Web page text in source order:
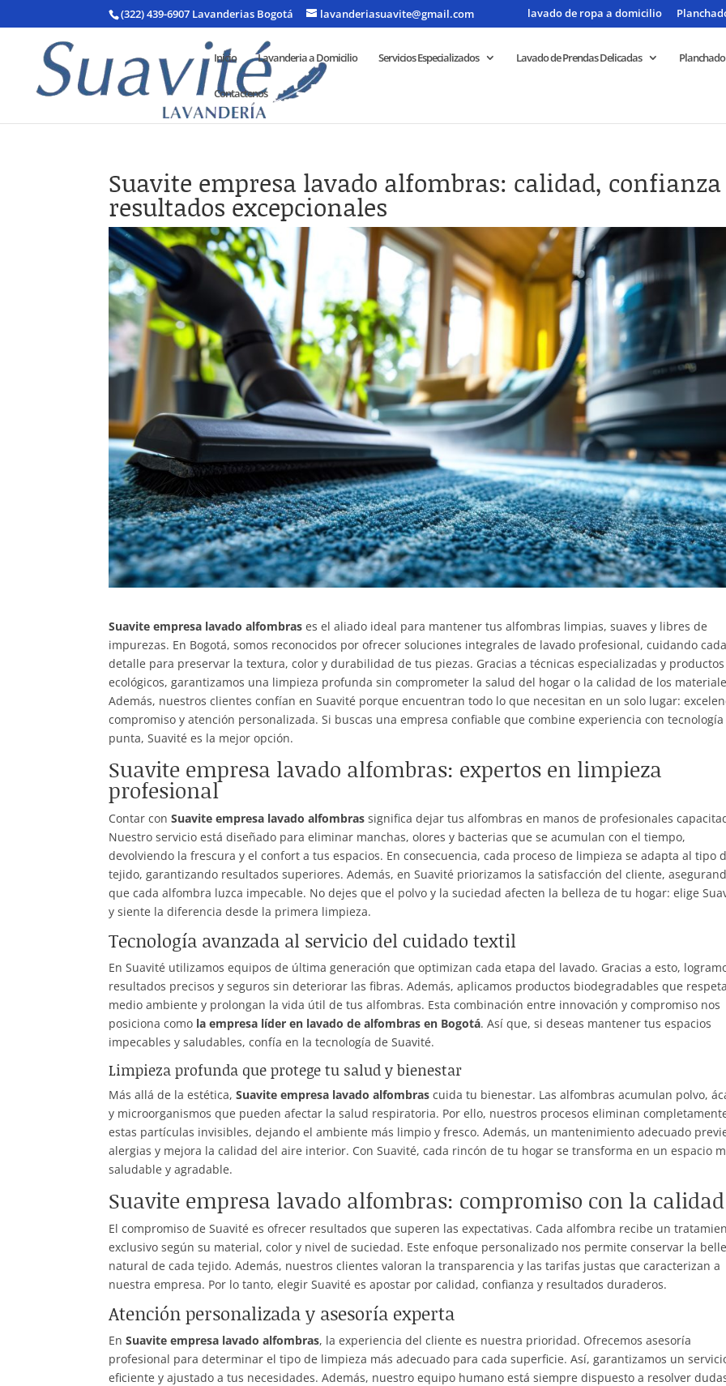
(322) 439-6907 Lavanderias Bogotá lavanderiasuavite@gmail.com lavado de ropa a domicilio
Inicio Lavanderia a Domicilio Servicios Especializados Lavado de Prendas Delicadas
Contactenos
Suavite empresa lavado alfombras: calidad,
resultados excepcionales
Suavite empresa lavado alfombras es el aliado ideal para mantener tus alfombras limpias, suaves y libres de
impurezas. En Bogotá, somos reconocidos por ofrecer soluciones integrales de lavado profesional, cuidando cada
detalle para preservar la textura, color y durabilidad de tus piezas. Gracias a técnicas especializadas y productos
ecológicos, garantizamos una limpieza profunda sin comprometer la salud del hogar o la calidad de los
Además, nuestros clientes confían en Suavité porque encuentran todo lo que necesitan en un solo lugar:
compromiso y atención personalizada. Si buscas una empresa confiable que combine experiencia con tecnología
punta, Suavité es la mejor opción.
Suavite empresa lavado alfombras: expertos en limpieza
profesional
Contar conSuavite empresa lavado alfombras significa dejar tus alfombras en manos de profesionales
Nuestro servicio está diseñado para eliminar manchas, olores y bacterias que se acumulan con el tiempo,
devolviendo la frescura y el confort a tus espacios. En consecuencia, cada proceso de limpieza se adapta al tipo
tejido, garantizando resultados superiores. Además, en Suavité priorizamos la satisfacción del cliente,
que cada alfombra luzca impecable. No dejes que el polvo y la suciedad afecten la belleza de tu hogar: elige
y siente la diferencia desde la primera limpieza.
Tecnología avanzada al servicio del cuidado textil
En Suavité utilizamos equipos de última generación que optimizan cada etapa del lavado. Gracias a esto,
resultados precisos y seguros sin deteriorar las fibras. Además, aplicamos productos biodegradables que
medio ambiente y prolongan la vida útil de tus alfombras. Esta combinación entre innovación y compromiso nos
posiciona como la empresa líder en lavado de alfombras en Bogotá. Así que, si deseas mantener tus espacios
impecables y saludables, confía en la tecnología de Suavité.
Limpieza profunda que protege tu salud y bienestar
Más allá de la estética,Suavite empresa lavado alfombras cuida tu bienestar. Las alfombras acumulan polvo,
y microorganismos que pueden afectar la salud respiratoria. Por ello, nuestros procesos eliminan
estas partículas invisibles, dejando el ambiente más limpio y fresco. Además, un mantenimiento adecuado
alergias y mejora la calidad del aire interior. Con Suavité, cada rincón de tu hogar se transforma en un espacio
saludable y agradable.
Suavite empresa lavado alfombras: compromiso con la calidad
El compromiso de Suavité es ofrecer resultados que superen las expectativas. Cada alfombra recibe un
exclusivo según su material, color y nivel de suciedad. Este enfoque personalizado nos permite conservar la
natural de cada tejido. Además, nuestros clientes valoran la transparencia y las tarifas justas que caracterizan a
nuestra empresa. Por lo tanto, elegir Suavité es apostar por calidad, confianza y resultados duraderos.
Atención personalizada y asesoría experta
EnSuavite empresa lavado alfombras, la experiencia del cliente es nuestra prioridad. Ofrecemos asesoría
profesional para determinar el tipo de limpieza más adecuado para cada superficie. Así, garantizamos un
eficiente y ajustado a tus necesidades. Además, nuestro equipo humano está siempre dispuesto a resolver